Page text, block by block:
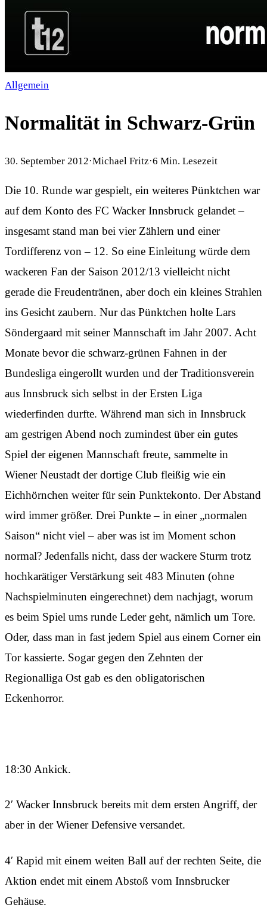
Allgemein
Normalität in Schwarz-Grün
30. September 2012·Michael Fritz·6 Min. Lesezeit
Die 10. Runde war gespielt, ein weiteres Pünktchen war
auf dem Konto des FC Wacker Innsbruck gelandet –
insgesamt stand man bei vier Zählern und einer
Tordifferenz von – 12. So eine Einleitung würde dem
wackeren Fan der Saison 2012/13 vielleicht nicht
gerade die Freudentränen, aber doch ein kleines Strahlen
ins Gesicht zaubern. Nur das Pünktchen holte Lars
Söndergaard mit seiner Mannschaft im Jahr 2007. Acht
Monate bevor die schwarz-grünen Fahnen in der
Bundesliga eingerollt wurden und der Traditionsverein
aus Innsbruck sich selbst in der Ersten Liga
wiederfinden durfte. Während man sich in Innsbruck
am gestrigen Abend noch zumindest über ein gutes
Spiel der eigenen Mannschaft freute, sammelte in
Wiener Neustadt der dortige Club fleißig wie ein
Eichhörnchen weiter für sein Punktekonto. Der Abstand
wird immer größer. Drei Punkte – in einer „normalen
Saison“ nicht viel – aber was ist im Moment schon
normal? Jedenfalls nicht, dass der wackere Sturm trotz
hochkarätiger Verstärkung seit 483 Minuten (ohne
Nachspielminuten eingerechnet) dem nachjagt, worum
es beim Spiel ums runde Leder geht, nämlich um Tore.
Oder, dass man in fast jedem Spiel aus einem Corner ein
Tor kassierte. Sogar gegen den Zehnten der
Regionalliga Ost gab es den obligatorischen
Eckenhorror.
18:30 Ankick.
2′ Wacker Innsbruck bereits mit dem ersten Angriff, der
aber in der Wiener Defensive versandet.
4′ Rapid mit einem weiten Ball auf der rechten Seite, die
Aktion endet mit einem Abstoß vom Innsbrucker
Gehäuse.